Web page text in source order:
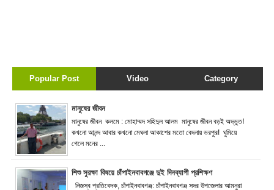
Popular Post Video Category
মানুষের জীবন
মানুষের জীবন কলমে : মোহাম্মদ সহিদুল আলম মানুষের জীবন বড়ই অদ্ভুত!
কখনো আনন্দ আবার কখনো মেঘলা আকাশের মতো বেদনায় ভরপুর! ঘুমিয়ে
গেলে মনের ...
শিশু সুরক্ষা বিষয়ে চাঁপাইনবাবগঞ্জে দুই দিনব্যাপী প্রশিক্ষণ
নিজস্ব প্রতিবেদক, চাঁপাইনবাবগঞ্জ: চাঁপাইনবাবগঞ্জ সদর উপজেলার আমনুরা